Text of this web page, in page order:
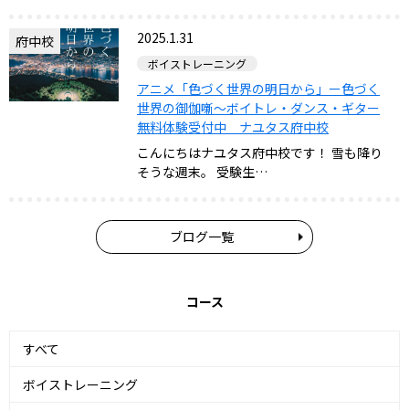
府中校 2025.1.31
ボイストレーニング
アニメ「色づく世界の明日から」ー色づく
世界の御伽噺～ボイトレ・ダンス・ギター
無料体験受付中 ナユタス府中校
こんにちはナユタス府中校です！ 雪も降り
そうな週末。 受験生…
ブログ一覧
コース
すべて
ボイストレーニング